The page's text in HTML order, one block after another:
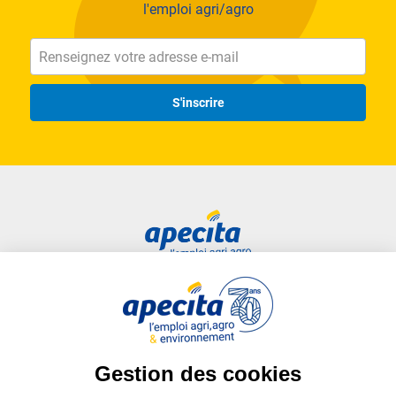
l'emploi agri/agro
S'inscrire
Liens utiles
Plan du site